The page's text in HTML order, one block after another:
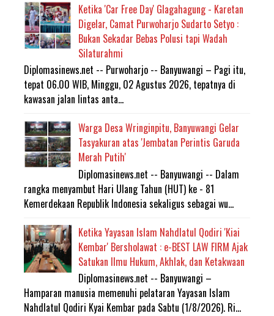
Ketika 'Car Free Day' Glagahagung - Karetan
Digelar, Camat Purwoharjo Sudarto Setyo :
Bukan Sekadar Bebas Polusi tapi Wadah
Silaturahmi
Diplomasinews.net -- Purwoharjo -- Banyuwangi – Pagi itu,
tepat 06.00 WIB, Minggu, 02 Agustus 2026, tepatnya di
kawasan jalan lintas anta...
Warga Desa Wringinpitu, Banyuwangi Gelar
Tasyakuran atas 'Jembatan Perintis Garuda
Merah Putih'
Diplomasinews.net -- Banyuwangi -- Dalam
rangka menyambut Hari Ulang Tahun (HUT) ke - 81
Kemerdekaan Republik Indonesia sekaligus sebagai wu...
Ketika Yayasan Islam Nahdlatul Qodiri 'Kiai
Kembar' Bersholawat : e-BEST LAW FIRM Ajak
Satukan Ilmu Hukum, Akhlak, dan Ketakwaan
Diplomasinews.net -- Banyuwangi –
Hamparan manusia memenuhi pelataran Yayasan Islam
Nahdlatul Qodiri Kyai Kembar pada Sabtu (1/8/2026). Ri...